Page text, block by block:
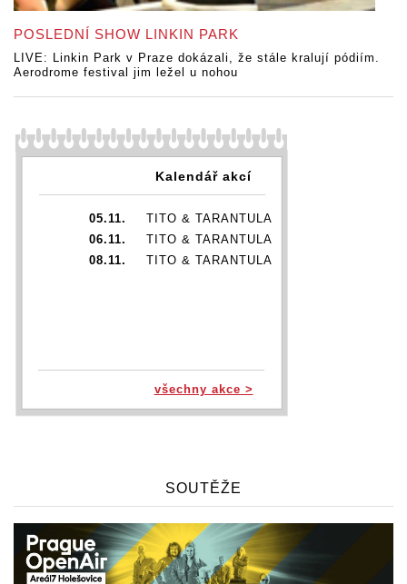
POSLEDNÍ SHOW LINKIN PARK
LIVE: Linkin Park v Praze dokázali, že stále kralují pódiím.
Aerodrome festival jim ležel u nohou
Kalendář akcí
05.11.
TITO & TARANTULA
06.11.
TITO & TARANTULA
08.11.
TITO & TARANTULA
všechny akce >
SOUTĚŽE